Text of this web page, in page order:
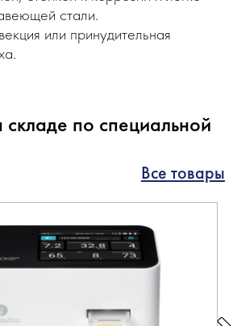
стали.
или принудительная
по специальной
Все товары